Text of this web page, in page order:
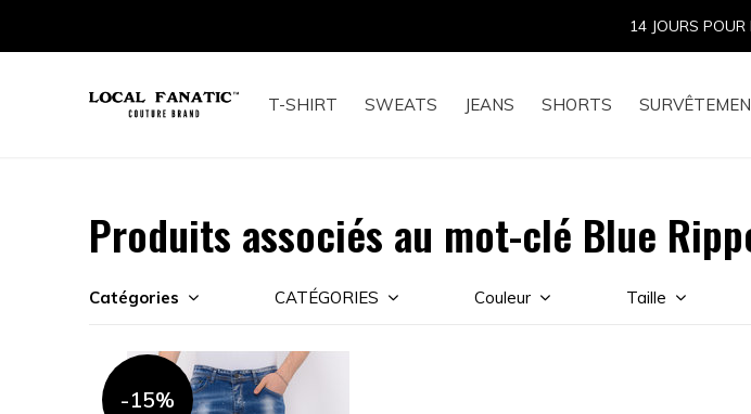
T-SHIRT SWEATS JEANS SHORTS
14 JOURS POUR
Produits associés au mot-clé Blue
Catégories CATÉGORIES Couleur Taille
-15%